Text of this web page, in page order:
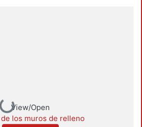
Loading...
View/Open
los muros de relleno